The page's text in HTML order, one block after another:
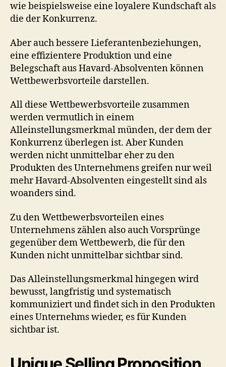
wie beispielsweise eine loyalere Kundschaft als
die der Konkurrenz.
Aber auch bessere Lieferantenbeziehungen,
eine effizientere Produktion und eine
Belegschaft aus Havard-Absolventen können
Wettbewerbsvorteile darstellen.
All diese Wettbewerbsvorteile zusammen
werden vermutlich in einem
Alleinstellungsmerkmal münden, der dem der
Konkurrenz überlegen ist. Aber Kunden
werden nicht unmittelbar eher zu den
Produkten des Unternehmens greifen nur weil
mehr Havard-Absolventen eingestellt sind als
woanders sind.
Zu den Wettbewerbsvorteilen eines
Unternehmens zählen also auch Vorsprünge
gegenüber dem Wettbewerb, die für den
Kunden nicht unmittelbar sichtbar sind.
Das Alleinstellungsmerkmal hingegen wird
bewusst, langfristig und systematisch
kommuniziert und findet sich in den Produkten
eines Unternehms wieder, es für Kunden
sichtbar ist.